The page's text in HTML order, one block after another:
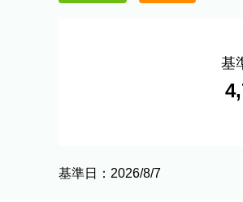
基
基準日：2026/8/7